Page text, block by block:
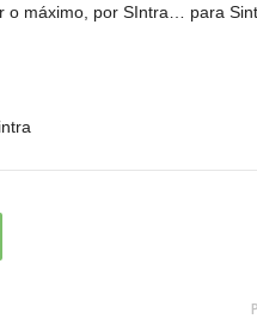
o máximo, por SIntra… para